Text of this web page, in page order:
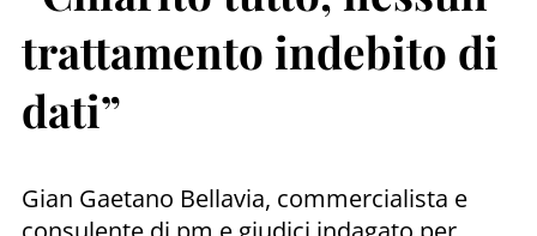
trattamento indebito di
dati”
Gian Gaetano Bellavia, commercialista e